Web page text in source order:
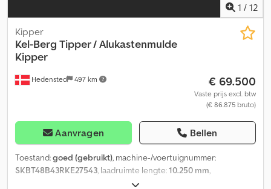
1 / 12
Hedensted 497 km
Kipper
Kel-Berg Tipper / Alukastenmulde
Kipper
€ 69.500
Vaste prijs excl. btw
(€ 86.875 bruto)
Aanvragen Bellen
Toestand:goed (gebruikt), machine-/voertuignummer:
SKBT48B43RKE27543 , laadruimte lengte:10.250 mm
, laadruimtehoogte: